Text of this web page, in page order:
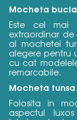
Mocheta
Este cel mai
extraordinar
al mochetei
alegere pentru
cu cat
remarcabile.
Mocheta tunsa
Folosita in
aspectul